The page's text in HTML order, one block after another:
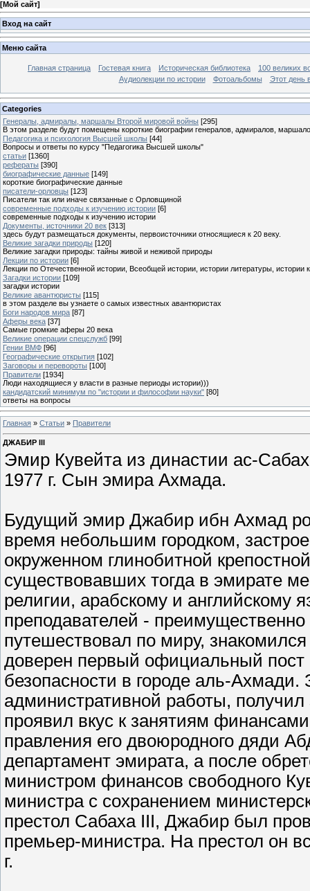
[Мой сайт]
Вход на сайт
Меню сайта
Главная страница Гостевая книга Историческая библиотека
100 великих
Аудиолекции по истории
Фотоальбомы Этот день
Categories
Генералы, адмиралы, маршалы Второй мировой войны [295]
В этом разделе будут помещены короткие биографии генералов, адмиралов,
Педагогика и психология Высшей школы [44]
Вопросы и ответы по курсу "Педагогика Высшей школы"
статьи [1360]
рефераты [390]
биографические данные [149]
короткие биографические данные
писатели-орловцы [123]
Писатели так или иначе связанные с Орловщиной
современные подходы к изучению истории [6]
современные подходы к изучению истории
Документы, источники 20 век [313]
здесь будут размещаться документы, первоисточники относящиеся к 20 веку.
Великие загадки природы [120]
Великие загадки природы: тайны живой и неживой природы
Лекции по истории [6]
Лекции по Отечественной истории, Всеобщей истории, истории литературы, истории
Загадки истории [109]
загадки истории
Великие авантюристы [115]
в этом разделе вы узнаете о самых известных авантюристах
Боги народов мира [87]
Аферы века [37]
Самые громкие аферы 20 века
Великие операции спецслужб [99]
Гении ВМФ [96]
Географические открытия [102]
Заговоры и перевороты [100]
Правители [1934]
Люди находящиеся у власти в разные периоды истории)))
кандидатский минимум по "истории и философии науки" [80]
ответы на вопросы
Главная » Статьи » Правители
ДЖАБИР III
Эмир Кувейта из династии ас-
1977 г. Сын эмира Ахмада.
Будущий эмир Джабир ибн Ахмад
время небольшим городком,
окруженном глинобитной
существовавших тогда в эмирате
религии, арабскому и английскому
преподавателей -
путешествовал по миру,
доверен первый официальный пост
безопасности в городе аль-
административной работы,
проявил вкус к занятиям
правления его двоюродного дяди
департамент эмирата, а после
министром финансов свободного
министра с сохранением
престол Сабаха III, Джабир был
премьер-министра. На престол он
г.